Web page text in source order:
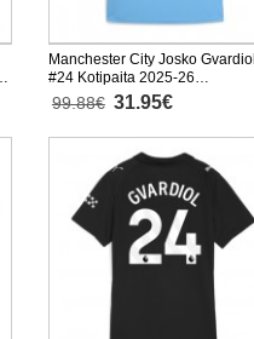
Manchester City Josko Gvardiol
#24 Kotipaita 2025-26
Lyhythihainen
99.88€ 31.95€